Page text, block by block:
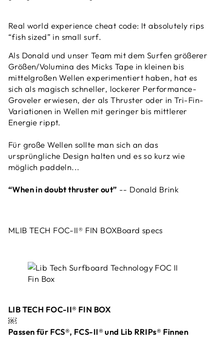
Real world experience cheat code: It absolutely rips
“fish sized” in small surf.
Als Donald und unser Team mit dem Surfen größerer
Größen/Volumina des Micks Tape in kleinen bis
mittelgroßen Wellen experimentiert haben, hat es
sich als magisch schneller, lockerer Performance-
Groveler erwiesen, der als Thruster oder in Tri-Fin-
Variationen in Wellen mit geringer bis mittlerer
Energie rippt.
Für große Wellen sollte man sich an das
ursprüngliche Design halten und es so kurz wie
möglich paddeln...
“When in doubt thruster out” -- Donald Brink
MLIB TECH FOC-II® FIN BOXBoard specs
LIB TECH FOC-II® FIN BOX
￼
Passen für FCS®, FCS-II® und Lib RRIPs® Finnen